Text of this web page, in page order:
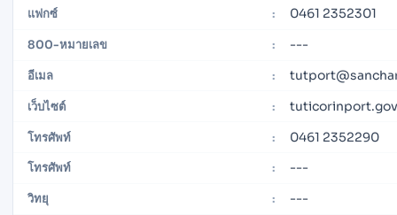
แฟกซ์ : 0461 2352301
800-หมายเลข : ---
อีเมล :
เว็บไซต์ :
โทรศัพท์ : 0461 2352290
โทรศัพท์ : ---
วิทยุ : ---